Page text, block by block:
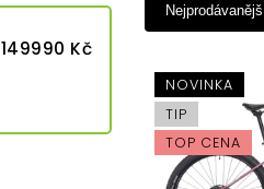
149990 Kč
NOVINKA
TIP
TOP CENA